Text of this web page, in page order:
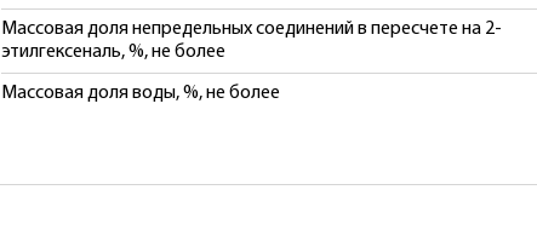
Массовая доля непредельных соединений в пересчете на 2-
этилгексеналь, %, не более
Массовая доля воды, %, не более